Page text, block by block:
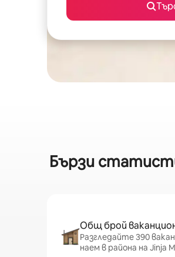
Бързи
Общ брой
Разгледайте 390
наем в района на Jinja